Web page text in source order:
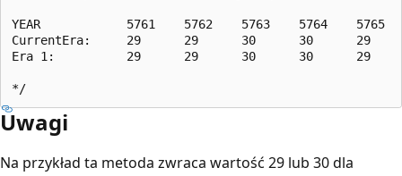
YEAR            5761    5762    5763    5764    5765
CurrentEra:     29      29      30      30      29
Era 1:          29      29      30      30      29
Uwagi
Na przykład ta metoda zwraca wartość 29 lub 30 dla